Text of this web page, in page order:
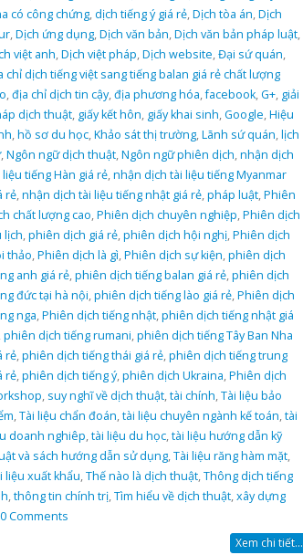
có công chứng,dịch tiếng ý giá rẻ,Dịch tòa án,Dịch
,Dịch ứng dụng,Dịch văn bản,Dịch văn bản pháp luật,
việt anh,Dịch việt pháp,Dịch website,Đại sứ quán,
chỉ dịch tiếng việt sang tiếng balan giá rẻ chất lượng
,địa chỉ dịch tin cậy,địa phương hóa,facebook,G+, giải
dịch thuật, giấy kết hôn, giấy khai sinh,Google,Hiệu
,hồ sơ du học,Khảo sát thị trường,Lãnh sứ quán,lịch
,Ngôn ngữ dịch thuật,Ngôn ngữ phiên dịch,nhận dịch
liệu tiếng Hàn giá rẻ,nhận dịch tài liệu tiếng Myanmar
rẻ,nhận dịch tài liệu tiếng nhật giá rẻ,pháp luật,Phiên
chất lượng cao,Phiên dịch chuyên nghiệp,Phiên dịch
lịch,phiên dịch giá rẻ,phiên dịch hội nghị,Phiên dịch
thảo,Phiên dịch là gì,Phiên dịch sự kiện,phiên dịch
anh giá rẻ,phiên dịch tiếng balan giá rẻ,phiên dịch
đức tại hà nội,phiên dịch tiếng lào giá rẻ,Phiên dịch
nga,Phiên dịch tiếng nhật,phiên dịch tiếng nhật giá
phiên dịch tiếng rumani,phiên dịch tiếng Tây Ban Nha
rẻ,phiên dịch tiếng thái giá rẻ,phiên dịch tiếng trung
rẻ,phiên dịch tiếng ý,phiên dịch Ukraina,Phiên dịch
, suy nghĩ về dịch thuật,tài chính,Tài liệu bảo
,Tài liệu chẩn đoán,tài liệu chuyên ngành kế toán,tài
doanh nghiêp,tài liệu du học,tài liệu hướng dẫn kỹ
và sách hướng dẫn sử dụng,Tài liệu răng hàm mặt,
liệu xuất khẩu,Thế nào là dịch thuật,Thông dịch tiếng
,thông tin chính trị,Tìm hiểu về dịch thuật,xây dựng
0 Comments
Xem chi tiết...